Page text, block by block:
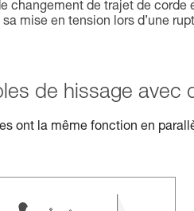
changement de trajet de
mise en tension lors d’une
de hissage avec
ont la même fonction en